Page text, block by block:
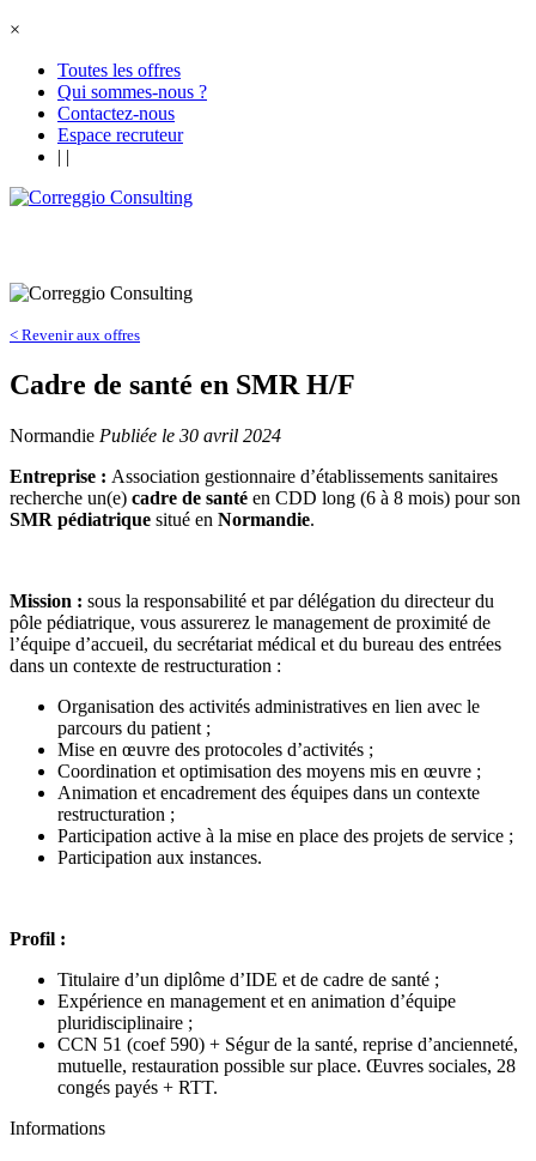
×
Toutes les offres
Qui sommes-nous ?
Contactez-nous
Espace recruteur
| |
< Revenir aux offres
Cadre de santé en SMR H/F
Normandie Publiée le 30 avril 2024
Entreprise : Association gestionnaire d’établissements sanitaires
recherche un(e) cadre de santé en CDD long (6 à 8 mois) pour son
SMR pédiatrique situé en Normandie.
Mission : sous la responsabilité et par délégation du directeur du
pôle pédiatrique, vous assurerez le management de proximité de
l’équipe d’accueil, du secrétariat médical et du bureau des entrées
dans un contexte de restructuration :
Organisation des activités administratives en lien avec le
parcours du patient ;
Mise en œuvre des protocoles d’activités ;
Coordination et optimisation des moyens mis en œuvre ;
Animation et encadrement des équipes dans un contexte
restructuration ;
Participation active à la mise en place des projets de service ;
Participation aux instances.
Profil :
Titulaire d’un diplôme d’IDE et de cadre de santé ;
Expérience en management et en animation d’équipe
pluridisciplinaire ;
CCN 51 (coef 590) + Ségur de la santé, reprise d’ancienneté,
mutuelle, restauration possible sur place. Œuvres sociales, 28
congés payés + RTT.
Informations